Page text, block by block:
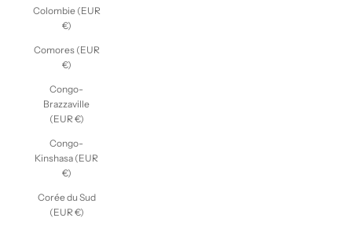
Colombie (EUR
€)
Comores (EUR
€)
Congo-
Brazzaville
(EUR €)
Congo-
Kinshasa (EUR
€)
Corée du Sud
(EUR €)